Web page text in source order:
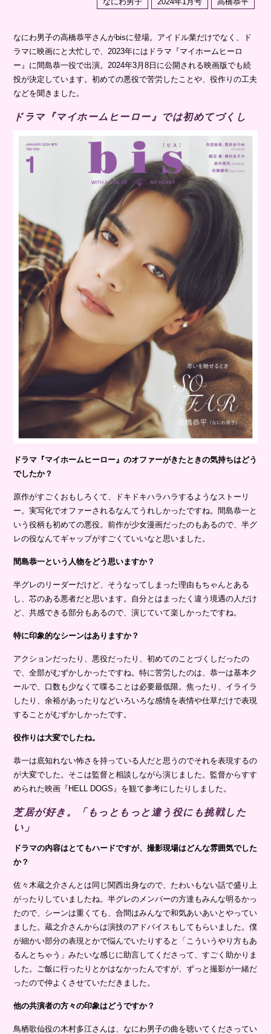
なにわ男子の高橋恭平さんがbisに登場。アイドル業だけでなく、ド
ラマに映画にと大忙しで、2023年にはドラマ『マイホームヒーロ
ー』に間島恭一役で出演。2024年3月8日に公開される映画版でも続
投が決定しています。初めての悪役で苦労したことや、役作りの工夫
などを聞きました。
ドラマ『マイホームヒーロー』では初めてづくし
ドラマ『マイホームヒーロー』のオファーがきたときの気持ちはどう
でしたか？
原作がすごくおもしろくて、ドキドキハラハラするようなストーリ
ー。実写化でオファーされるなんてうれしかったですね。間島恭一と
いう役柄も初めての悪役。前作が少女漫画だったのもあるので、半グ
レの役なんてギャップがすごくていいなと思いました。
間島恭一という人物をどう思いますか？
半グレのリーダーだけど、そうなってしまった理由もちゃんとある
し、芯のある悪者だと思います。自分とはまったく違う境遇の人だけ
ど、共感できる部分もあるので、演じていて楽しかったですね。
特に印象的なシーンはありますか？
アクションだったり、悪役だったり、初めてのことづくしだったの
で、全部がむずかしかったですね。特に苦労したのは、恭一は基本ク
ールで、口数も少なくて喋ることは必要最低限。焦ったり、イライラ
したり、余裕があったりなどいろいろな感情を表情や仕草だけで表現
することがむずかしかったです。
役作りは大変でしたね。
恭一は底知れない怖さを持っている人だと思うのでそれを表現するの
が大変でした。そこは監督と相談しながら演じました。監督からすす
められた映画『HELL DOGS』を観て参考にしたりしました。
芝居が好き。「もっともっと違う役にも挑戦した
い」
ドラマの内容はとてもハードですが、撮影現場はどんな雰囲気でした
か？
佐々木蔵之介さんとは同じ関西出身なので、たわいもない話で盛り上
がったりしていましたね。半グレのメンバーの方達もみんな明るかっ
たので、シーンは重くても、合間はみんなで和気あいあいとやってい
ました。蔵之介さんからは演技のアドバイスもしてもらいました。僕
が細かい部分の表現とかで悩んでいたりすると「こういうやり方もあ
るんとちゃう」みたいな感じに助言してくださって、すごく助かりま
した。ご飯に行ったりとかはなかったんですが、ずっと撮影が一緒だ
ったので仲よくさせていただきました。
他の共演者の方々の印象はどうですか？
鳥栖歌仙役の木村多江さんは、なにわ男子の曲を聴いてくださってい